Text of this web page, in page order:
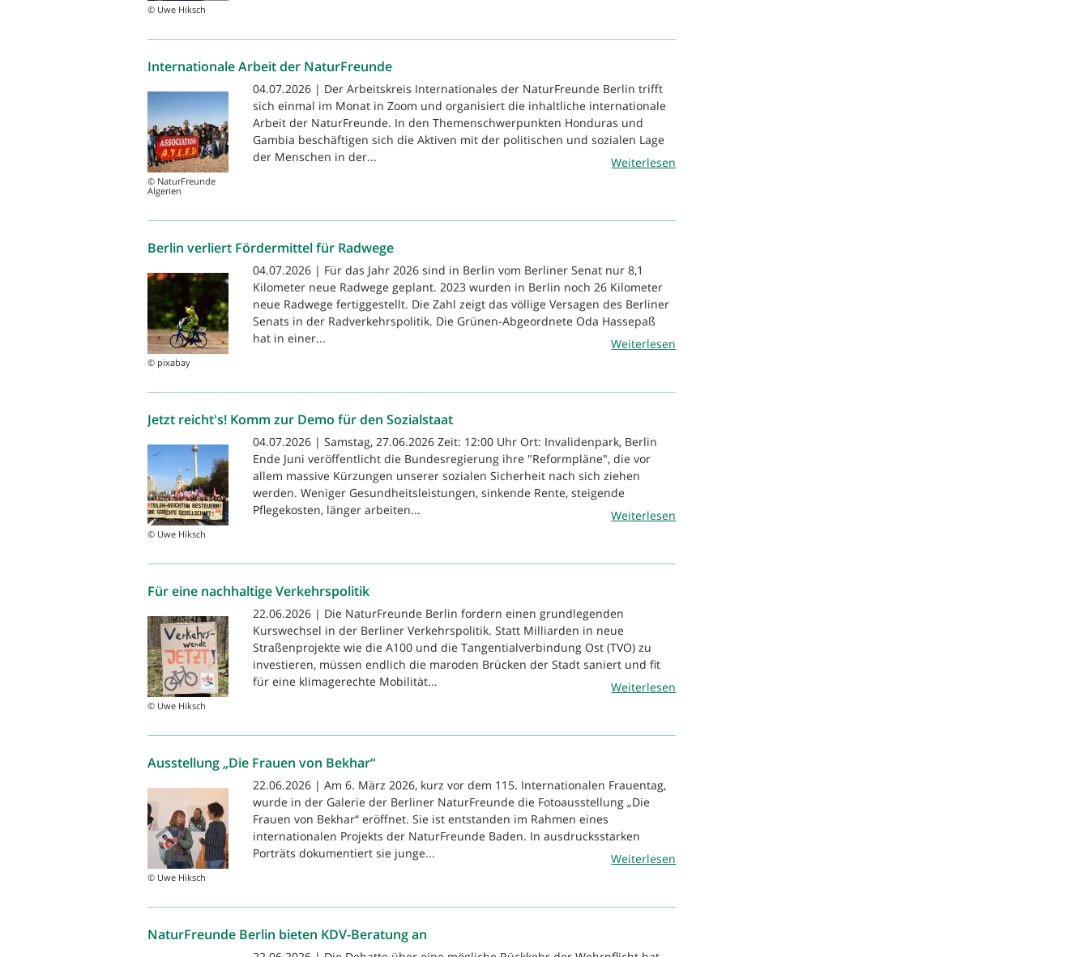
© Uwe Hiksch
Internationale Arbeit der NaturFreunde
© NaturFreunde
Algerien
04.07.2026 | Der Arbeitskreis Internationales der NaturFreunde Berlin trifft
sich einmal im Monat in Zoom und organisiert die inhaltliche internationale
Arbeit der NaturFreunde. In den Themenschwerpunkten Honduras und
Gambia beschäftigen sich die Aktiven mit der politischen und sozialen Lage
der Menschen in der...
Weiterlesen
Berlin verliert Fördermittel für Radwege
© pixabay
04.07.2026 | Für das Jahr 2026 sind in Berlin vom Berliner Senat nur 8,1
Kilometer neue Radwege geplant. 2023 wurden in Berlin noch 26 Kilometer
neue Radwege fertiggestellt. Die Zahl zeigt das völlige Versagen des Berliner
Senats in der Radverkehrspolitik. Die Grünen-Abgeordnete Oda Hassepaß
hat in einer...
Weiterlesen
Jetzt reicht's! Komm zur Demo für den Sozialstaat
© Uwe Hiksch
04.07.2026 | Samstag, 27.06.2026 Zeit: 12:00 Uhr Ort: Invalidenpark, Berlin
Ende Juni veröffentlicht die Bundesregierung ihre "Reformpläne", die vor
allem massive Kürzungen unserer sozialen Sicherheit nach sich ziehen
werden. Weniger Gesundheitsleistungen, sinkende Rente, steigende
Pflegekosten, länger arbeiten...
Weiterlesen
Für eine nachhaltige Verkehrspolitik
© Uwe Hiksch
22.06.2026 | Die NaturFreunde Berlin fordern einen grundlegenden
Kurswechsel in der Berliner Verkehrspolitik. Statt Milliarden in neue
Straßenprojekte wie die A100 und die Tangentialverbindung Ost (TVO) zu
investieren, müssen endlich die maroden Brücken der Stadt saniert und fit
für eine klimagerechte Mobilität...
Weiterlesen
Ausstellung „Die Frauen von Bekhar“
© Uwe Hiksch
22.06.2026 | Am 6. März 2026, kurz vor dem 115. Internationalen Frauentag,
wurde in der Galerie der Berliner NaturFreunde die Fotoausstellung „Die
Frauen von Bekhar“ eröffnet. Sie ist entstanden im Rahmen eines
internationalen Projekts der NaturFreunde Baden. In ausdrucksstarken
Porträts dokumentiert sie junge...
Weiterlesen
NaturFreunde Berlin bieten KDV-Beratung an